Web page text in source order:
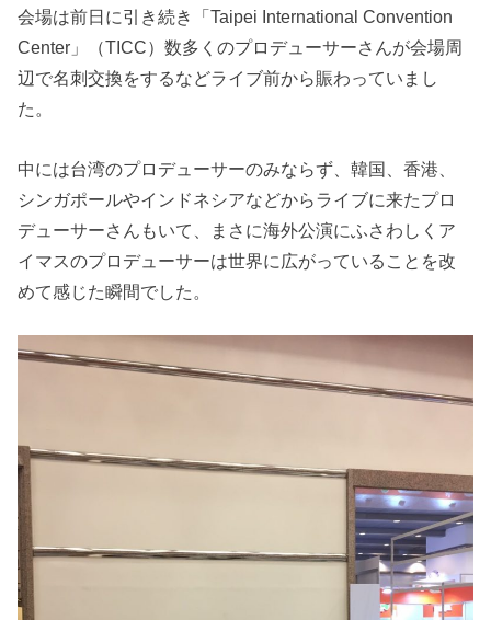
会場は前日に引き続き「Taipei International Convention
Center」（TICC）数多くのプロデューサーさんが会場周
辺で名刺交換をするなどライブ前から賑わっていまし
た。
中には台湾のプロデューサーのみならず、韓国、香港、
シンガポールやインドネシアなどからライブに来たプロ
デューサーさんもいて、まさに海外公演にふさわしくア
イマスのプロデューサーは世界に広がっていることを改
めて感じた瞬間でした。